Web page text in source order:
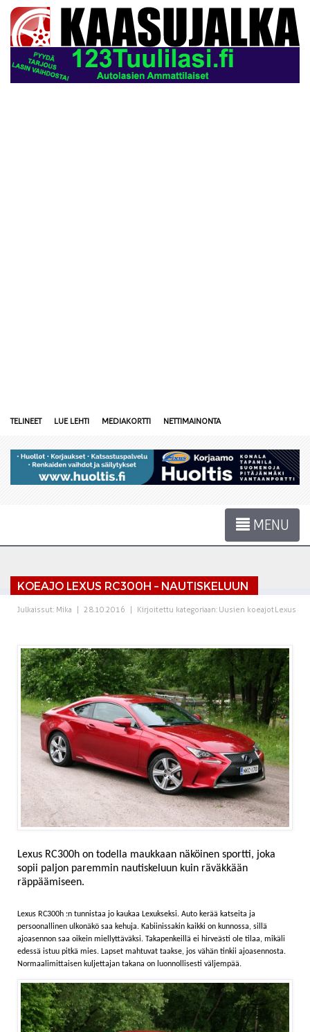
TELINEET LUE LEHTI MEDIAKORTTI NETTIMAINONTA
MENU
KOEAJO LEXUS RC300H – NAUTISKELUUN
Julkaissut: Mika 28.10.2016 Kirjoitettu kategoriaan: Uusien koeajotLexus
Lexus RC300h on todella maukkaan näköinen sportti, joka
sopii paljon paremmin nautiskeluun kuin räväkkään
räppäämiseen.
Lexus RC300h :n tunnistaa jo kaukaa Lexukseksi. Auto kerää katseita ja
persoonallinen ulkonäkö saa kehuja. Kabiinissakin kaikki on kunnossa, sillä
ajoasennon saa oikein miellyttäväksi. Takapenkeillä ei hirveästi ole tilaa, mikäli
edessä istuu pitkä mies. Lapset mahtuvat taakse, jos vähän tinkii ajoasennosta.
Normaalimittaisen kuljettajan takana on luonnollisesti väljempää.